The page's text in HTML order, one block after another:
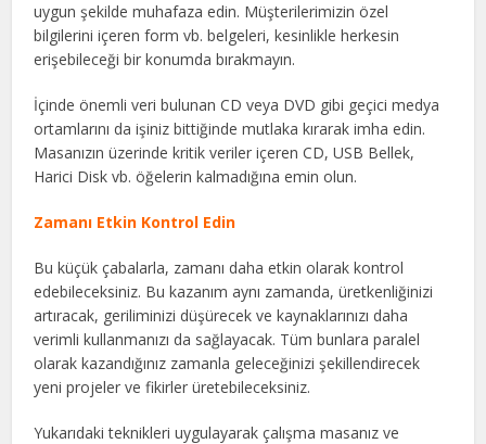
uygun şekilde muhafaza edin. Müşterilerimizin özel
bilgilerini içeren form vb. belgeleri, kesinlikle herkesin
erişebileceği bir konumda bırakmayın.
İçinde önemli veri bulunan CD veya DVD gibi geçici medya
ortamlarını da işiniz bittiğinde mutlaka kırarak imha edin.
Masanızın üzerinde kritik veriler içeren CD, USB Bellek,
Harici Disk vb. öğelerin kalmadığına emin olun.
Zamanı Etkin Kontrol Edin
Bu küçük çabalarla, zamanı daha etkin olarak kontrol
edebileceksiniz. Bu kazanım aynı zamanda, üretkenliğinizi
artıracak, geriliminizi düşürecek ve kaynaklarınızı daha
verimli kullanmanızı da sağlayacak. Tüm bunlara paralel
olarak kazandığınız zamanla geleceğinizi şekillendirecek
yeni projeler ve fikirler üretebileceksiniz.
Yukarıdaki teknikleri uygulayarak çalışma masanız ve